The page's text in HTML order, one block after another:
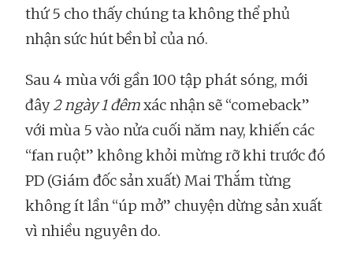
thứ 5 cho thấy chúng ta không thể phủ
nhận sức hút bền bỉ của nó.
Sau 4 mùa với gần 100 tập phát sóng, mới
đây2 ngày 1 đêmxác nhận sẽ “comeback”
với mùa 5 vào nửa cuối năm nay, khiến các
“fan ruột” không khỏi mừng rỡ khi trước đó
PD (Giám đốc sản xuất) Mai Thắm từng
không ít lần “úp mở” chuyện dừng sản xuất
vì nhiều nguyên do.